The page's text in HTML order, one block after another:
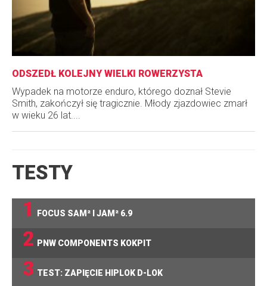
ODSZEDŁ KOLEJNY WIELKI ROWERZYSTA
Wypadek na motorze enduro, którego doznał Stevie
Smith, zakończył się tragicznie. Młody zjazdowiec zmarł
w wieku 26 lat....
TESTY
1
FOCUS SAM² I JAM² 6.9
2 PNW COMPONENTS KOKPIT
3 TEST: ZAPIĘCIE HIPLOK D-LOK